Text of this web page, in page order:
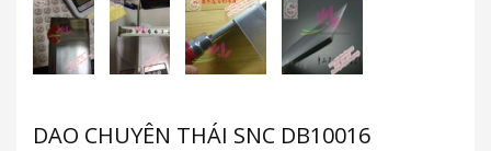
DAO CHUYÊN THÁI SNC DB10016